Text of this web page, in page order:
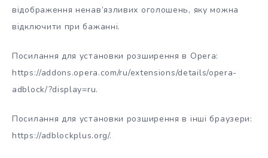
відображення ненав’язливих оголошень, яку можна
відключити при бажанні.
Посилання для установки розширення в Opera:
https://addons.opera.com/ru/extensions/details/opera-
adblock/?display=ru.
Посилання для установки розширення в інші браузери:
https://adblockplus.org/.